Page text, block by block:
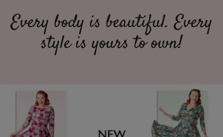
Every body is beautiful. Every
style is yours to own!